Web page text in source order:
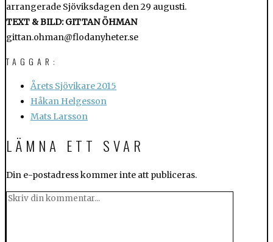
arrangerade Sjöviksdagen den 29 augusti.
TEXT & BILD: GITTAN ÖHMAN
gittan.ohman@flodanyheter.se
TAGGAR:
Årets Sjövikare 2015
Håkan Helgesson
Mats Larsson
LÄMNA ETT SVAR
Din e-postadress kommer inte att publiceras.